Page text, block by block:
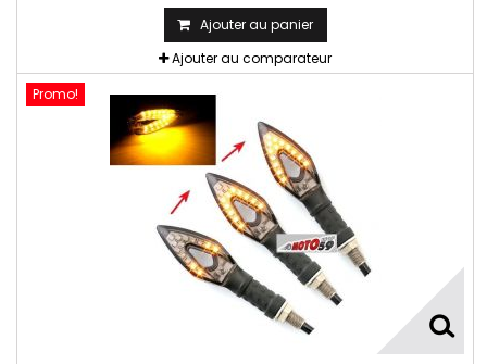
Ajouter au panier
Ajouter au comparateur
Promo!